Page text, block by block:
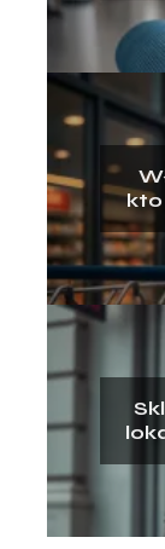
kto